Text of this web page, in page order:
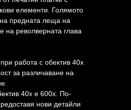
елементи. Голямото
предната леща на
на револверната глава
работа с обектив 40х
за различаване на
40х е 600x. По-
нови детайли